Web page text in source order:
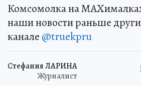
Комсомолка на
наши новости раньше
канале @truekpru
Стефания ЛАРИНА
Журналист